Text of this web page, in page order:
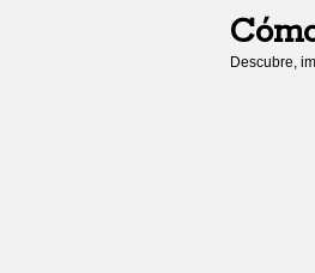
Descubre,